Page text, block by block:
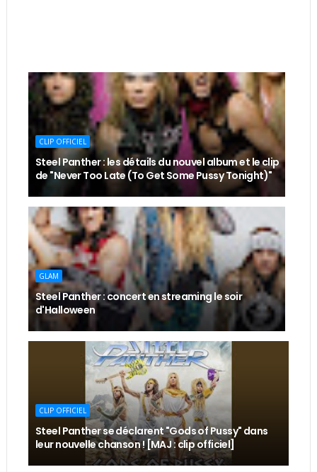
CLIP OFFICIEL
Steel Panther : les détails du nouvel album et le clip
de "Never Too Late (To Get Some Pussy Tonight)"
GLAM
Steel Panther : concert en streaming le soir
d'Halloween
CLIP OFFICIEL
Steel Panther se déclarent "Gods of Pussy" dans
leur nouvelle chanson ! [MAJ : clip officiel]